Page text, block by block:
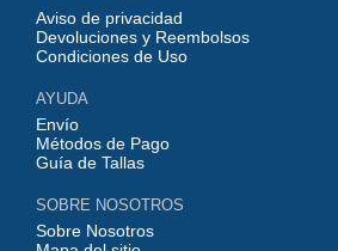
nuestros clientes han verificado una calidad
Aviso de privacidad
Devoluciones y Reembolsos
Condiciones de Uso
AYUDA
Envío
Métodos de Pago
Guía de Tallas
SOBRE NOSOTROS
Sobre Nosotros